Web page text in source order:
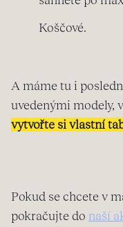
Koščové.
A máme tu i
uvedenými modely,
vytvořte si vlastní
Pokud se chcete v
pokračujte do naší